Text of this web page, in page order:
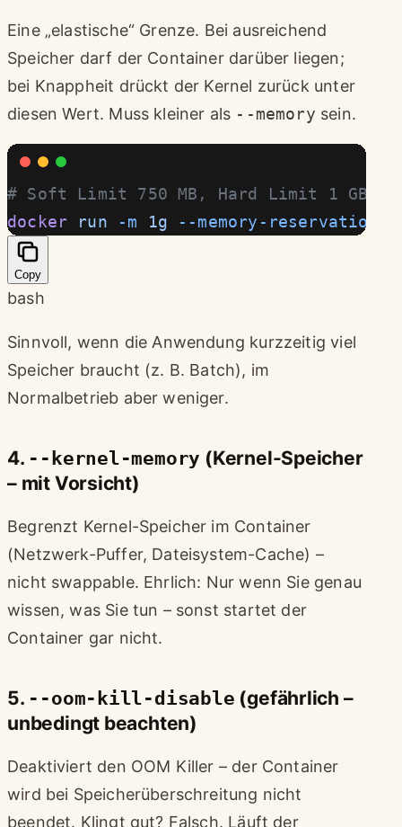
Eine „elastische“ Grenze. Bei ausreichend
Speicher darf der Container darüber liegen;
bei Knappheit drückt der Kernel zurück unter
diesen Wert. Muss kleiner als --memory sein.
# Soft Limit 750 MB, Hard Limit 1 GB
docker run -m 1g --memory-reservation
Copy
bash
Sinnvoll, wenn die Anwendung kurzzeitig viel
Speicher braucht (z. B. Batch), im
Normalbetrieb aber weniger.
4. --kernel-memory (Kernel-Speicher
– mit Vorsicht)
Begrenzt Kernel-Speicher im Container
(Netzwerk-Puffer, Dateisystem-Cache) –
nicht swappable. Ehrlich: Nur wenn Sie genau
wissen, was Sie tun – sonst startet der
Container gar nicht.
5. --oom-kill-disable (gefährlich –
unbedingt beachten)
Deaktiviert den OOM Killer – der Container
wird bei Speicherüberschreitung nicht
beendet. Klingt gut? Falsch. Läuft der